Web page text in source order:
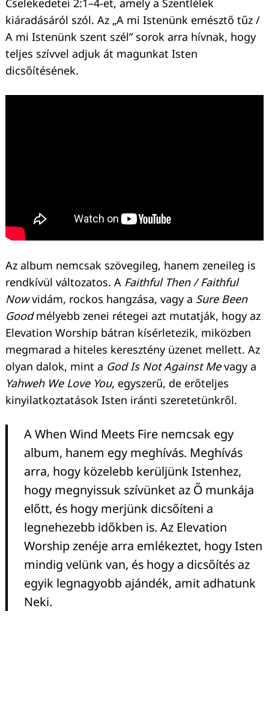
Cselekedetei 2:1–4-et, amely a Szentlélek
kiáradásáról szól. Az „A mi Istenünk emésztő tűz /
A mi Istenünk szent szél” sorok arra hívnak, hogy
teljes szívvel adjuk át magunkat Isten
dicsőítésének.
Az album nemcsak szövegileg, hanem zeneileg is
rendkívül változatos. A Faithful Then / Faithful
Nowvidám, rockos hangzása, vagy a Sure Been
Goodmélyebb zenei rétegei azt mutatják, hogy az
Elevation Worship bátran kísérletezik, miközben
megmarad a hiteles keresztény üzenet mellett. Az
olyan dalok, mint a God Is Not Against Mevagy a
Yahweh We Love You, egyszerű, de erőteljes
kinyilatkoztatások Isten iránti szeretetünkről.
A When Wind Meets Fire nemcsak egy
album, hanem egy meghívás. Meghívás
arra, hogy közelebb kerüljünk Istenhez,
hogy megnyissuk szívünket az Ő munkája
előtt, és hogy merjünk dicsőíteni a
legnehezebb időkben is. Az Elevation
Worship zenéje arra emlékeztet, hogy Isten
mindig velünk van, és hogy a dicsőítés az
egyik legnagyobb ajándék, amit adhatunk
Neki.